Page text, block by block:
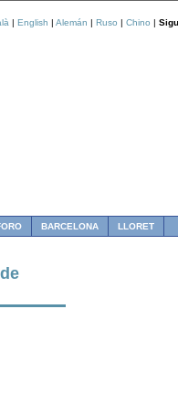
| English | Alemán | Ruso | Chino |
BARCELONA LLORET